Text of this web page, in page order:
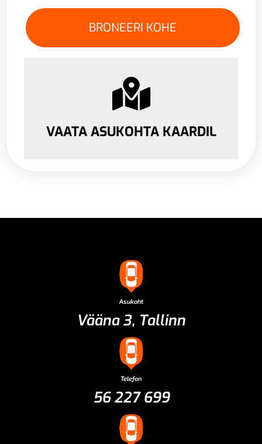
VAATA ASUKOHTA KAARDIL
Asukoht
Vääna 3, Tallinn
Telefon
56 227 699